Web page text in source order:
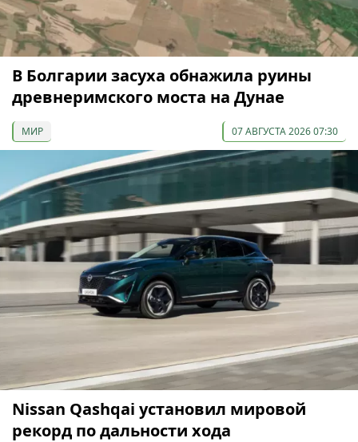
В Болгарии засуха обнажила руины
древнеримского моста на Дунае
МИР 07 АВГУСТА 2026 07:30
Nissan Qashqai установил мировой
рекорд по дальности хода